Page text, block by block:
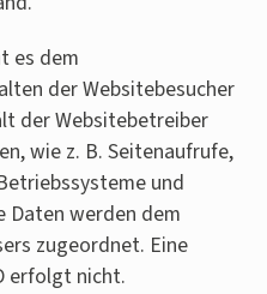
es dem
der Websitebesucher
der Websitebetreiber
wie z. B. Seitenaufrufe,
und
Daten werden dem
zugeordnet. Eine
erfolgt nicht.